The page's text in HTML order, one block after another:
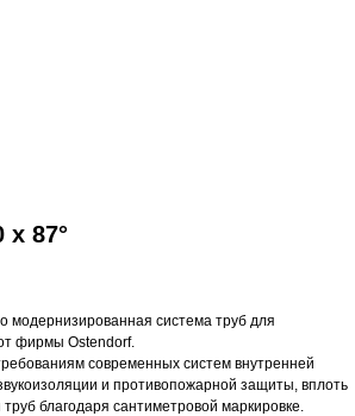
x 87°
модернизированная система труб для
фирмы Ostendorf.
современных систем внутренней
и противопожарной защиты, вплоть
благодаря сантиметровой маркировке.